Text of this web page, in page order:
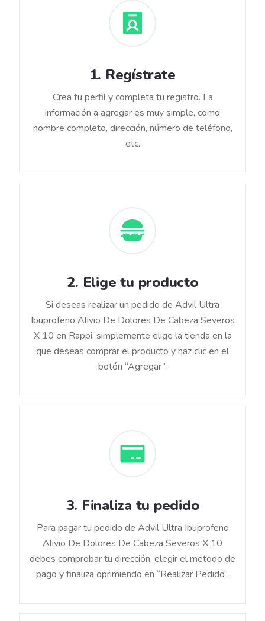
1. Regístrate
Crea tu perfil y completa tu registro. La
información a agregar es muy simple, como
nombre completo, dirección, número de teléfono,
etc.
2. Elige tu producto
Si deseas realizar un pedido de Advil Ultra
Ibuprofeno Alivio De Dolores De Cabeza Severos
X 10 en Rappi, simplemente elige la tienda en la
que deseas comprar el producto y haz clic en el
botón “Agregar”.
3. Finaliza tu pedido
Para pagar tu pedido de Advil Ultra Ibuprofeno
Alivio De Dolores De Cabeza Severos X 10
debes comprobar tu dirección, elegir el método de
pago y finaliza oprimiendo en “Realizar Pedido”.